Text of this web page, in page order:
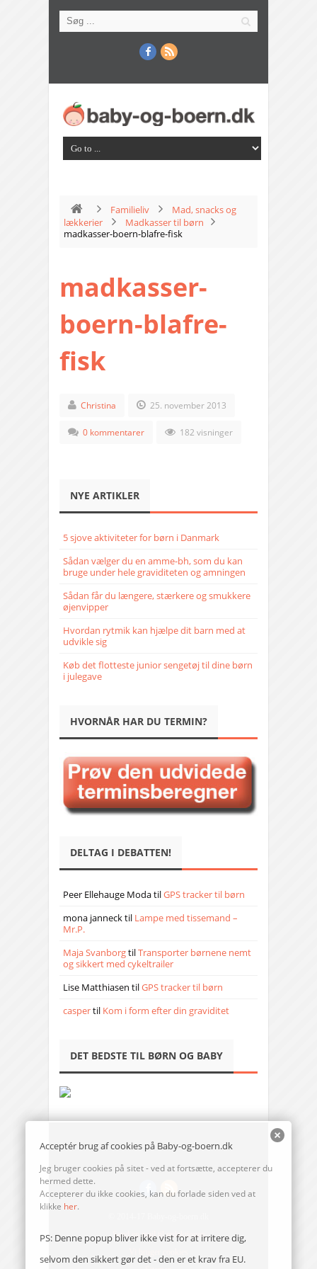
Familieliv
Mad, snacks og
lækkerier
Madkasser til børn
madkasser-boern-blafre-fisk
madkasser-
boern-blafre-
fisk
Christina 25. november 2013
0 kommentarer 182 visninger
NYE ARTIKLER
5 sjove aktiviteter for børn i Danmark
Sådan vælger du en amme-bh, som du kan
bruge under hele graviditeten og amningen
Sådan får du længere, stærkere og smukkere
øjenvipper
Hvordan rytmik kan hjælpe dit barn med at
udvikle sig
Køb det flotteste junior sengetøj til dine børn
i julegave
HVORNÅR HAR DU TERMIN?
DELTAG I DEBATTEN!
Peer Ellehauge ModatilGPS tracker til børn
mona jannecktil Lampe med tissemand –
Mr.P.
Maja SvanborgtilTransporter børnene nemt
og sikkert med cykeltrailer
Lise Matthiasen tilGPS tracker til børn
caspertil Kom i form efter din graviditet
DET BEDSTE TIL BØRN OG BABY
Send en mail til redaktionen
Acceptér brug af cookies på Baby-og-boern.dk
Jeg bruger cookies på sitet - ved at fortsætte, accepterer du
hermed dette.
Accepterer du ikke cookies, kan du forlade siden ved at
klikke her.
PS: Denne popup bliver ikke vist for at irritere dig,
selvom den sikkert gør det - den er et krav fra EU.